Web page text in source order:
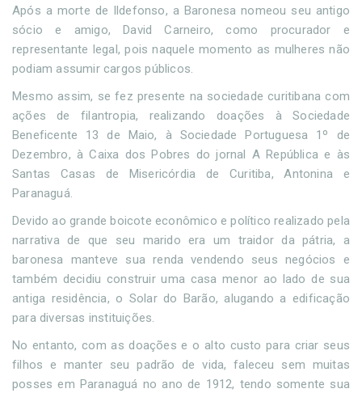
Após a morte de Ildefonso, a Baronesa nomeou seu antigo
sócio e amigo, David Carneiro, como procurador e
representante legal, pois naquele momento as mulheres não
podiam assumir cargos públicos.
Mesmo assim, se fez presente na sociedade curitibana com
ações de filantropia, realizando doações à Sociedade
Beneficente 13 de Maio, à Sociedade Portuguesa 1º de
Dezembro, à Caixa dos Pobres do jornal A República e às
Santas Casas de Misericórdia de Curitiba, Antonina e
Paranaguá.
Devido ao grande boicote econômico e político realizado pela
narrativa de que seu marido era um traidor da pátria, a
baronesa manteve sua renda vendendo seus negócios e
também decidiu construir uma casa menor ao lado de sua
antiga residência, o Solar do Barão, alugando a edificação
para diversas instituições.
No entanto, com as doações e o alto custo para criar seus
filhos e manter seu padrão de vida, faleceu sem muitas
posses em Paranaguá no ano de 1912, tendo somente sua